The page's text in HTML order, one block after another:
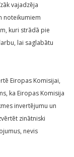
vajadzēja
noteikumiem
kuri strādā pie
lai saglabātu
Eiropas Komisijai,
ka Eiropas Komisija
invertējumu un
zinātniski
nevis